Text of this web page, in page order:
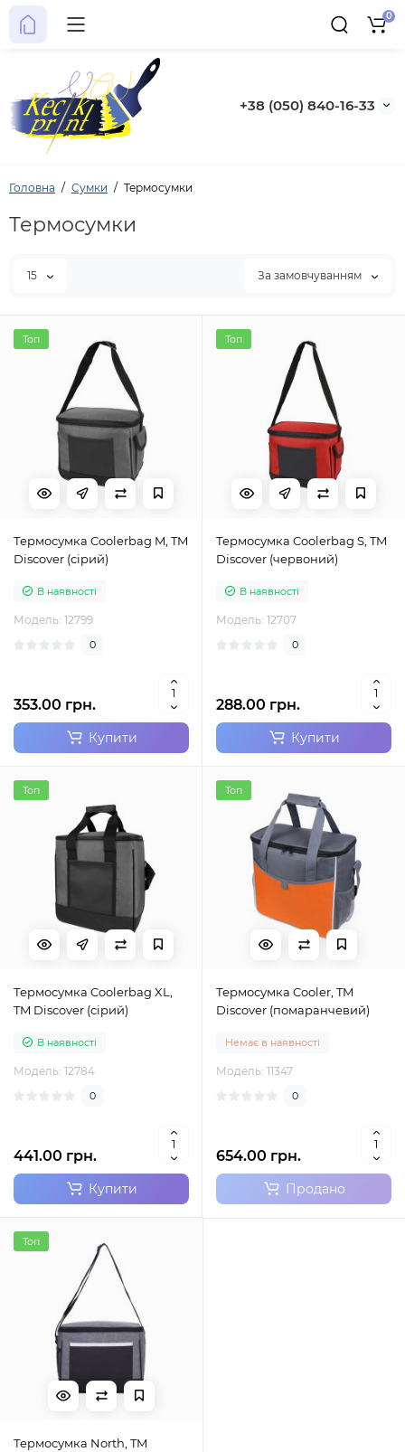
+38 (050) 840-16-33
0
Головна Сумки Термосумки
Термосумки
15 За замовчуванням
Топ
Термосумка Coolerbag M, TM
Discover (сірий)
В наявності
Модель: 12799
0
353.00 грн.
Купити
Топ
Термосумка Coolerbag S, TM
Discover (червоний)
В наявності
Модель: 12707
0
288.00 грн.
Купити
Топ
Термосумка Coolerbag XL,
TM Discover (сірий)
В наявності
Модель: 12784
0
441.00 грн.
Купити
Топ
Термосумка Cooler, TM
Discover (помаранчевий)
Немає в наявності
Модель: 11347
0
654.00 грн.
Продано
Топ
Термосумка North, TM